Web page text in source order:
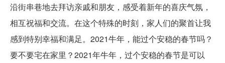
沿街串巷地去拜访亲戚和朋友，感受着新年的喜庆气氛，
相互祝福和交流。在这个特殊的时刻，家人们的聚首让我
感到特别幸福和满足。2021牛年，能过个安稳的春节吗？
要不要宅在家里？2021年牛年，过个安稳的春节是可以